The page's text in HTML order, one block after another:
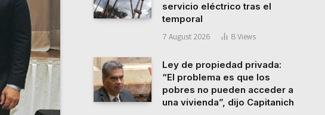
servicio eléctrico tras el
temporal
7 August 2026 8 Views
Ley de propiedad privada:
“El problema es que los
pobres no pueden acceder a
una vivienda”, dijo Capitanich